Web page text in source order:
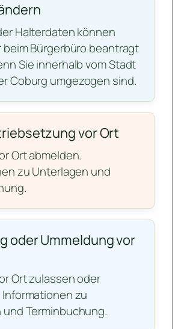
Halterdaten können
Bürgerbüro beantragt
Sie innerhalb vom Stadt
Coburg umgezogen sind.
vor Ort
Ort abmelden.
zu Unterlagen und
oder Ummeldung vor
Ort zulassen oder
zu
Terminbuchung.